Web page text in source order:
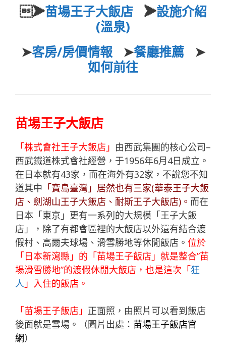
➤苗場王子大飯店➤設施介紹
(溫泉)
➤客房/房價情報 ➤餐廳推薦➤
如何前往
苗場王子大飯店
「株式會社王子大飯店」 由西武集團的核心公司–
西武鐵道株式會社經營，于1956年6月4日成立。
在日本就有43家，而在海外有32家，不說您不知
道其中 「寶島臺灣」居然也有三家(華泰王子大飯
店、劍湖山王子大飯店、耐斯王子大飯店)。 而在
日本「東京」更有一系列的大規模「王子大飯
店」，除了有都會區裡的大飯店以外還有結合渡
假村、高爾夫球場、滑雪勝地等休閒飯店。 位於
「日本新瀉縣」的「苗場王子飯店」就是整合”苗
場滑雪勝地”的渡假休閒大飯店，也是這次「狂
人 」入住的飯店。
「苗場王子飯店」 正面照，由照片可以看到飯店
後面就是雪場。（圖片出處： 苗場王子飯店官
網）